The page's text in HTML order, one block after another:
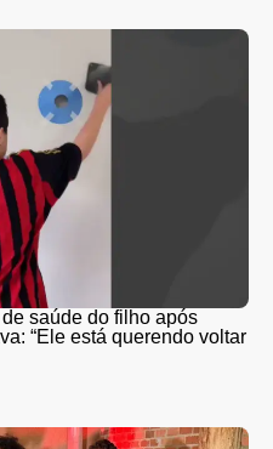
saúde do filho após
“Ele está querendo voltar